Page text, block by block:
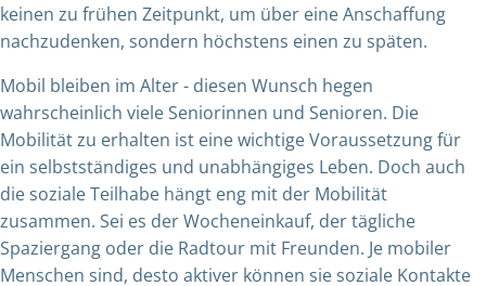
keinen zu frühen Zeitpunkt, um über eine Anschaffung
nachzudenken, sondern höchstens einen zu späten.
Mobil bleiben im Alter - diesen Wunsch hegen
wahrscheinlich viele Seniorinnen und Senioren. Die
Mobilität zu erhalten ist eine wichtige Voraussetzung für
ein selbstständiges und unabhängiges Leben. Doch auch
die soziale Teilhabe hängt eng mit der Mobilität
zusammen. Sei es der Wocheneinkauf, der tägliche
Spaziergang oder die Radtour mit Freunden. Je mobiler
Menschen sind, desto aktiver können sie soziale Kontakte